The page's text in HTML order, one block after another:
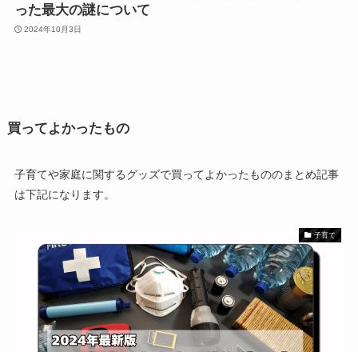
った最大の謎について
2024年10月3日
買ってよかったもの
子育てや家庭に関するグッズで買ってよかったもののまとめ記事
は下記になります。
子育て